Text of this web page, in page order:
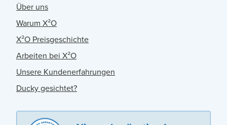
Über uns
Warum X²O
X²O Preisgeschichte
Arbeiten bei X²O
Unsere Kundenerfahrungen
Ducky gesichtet?